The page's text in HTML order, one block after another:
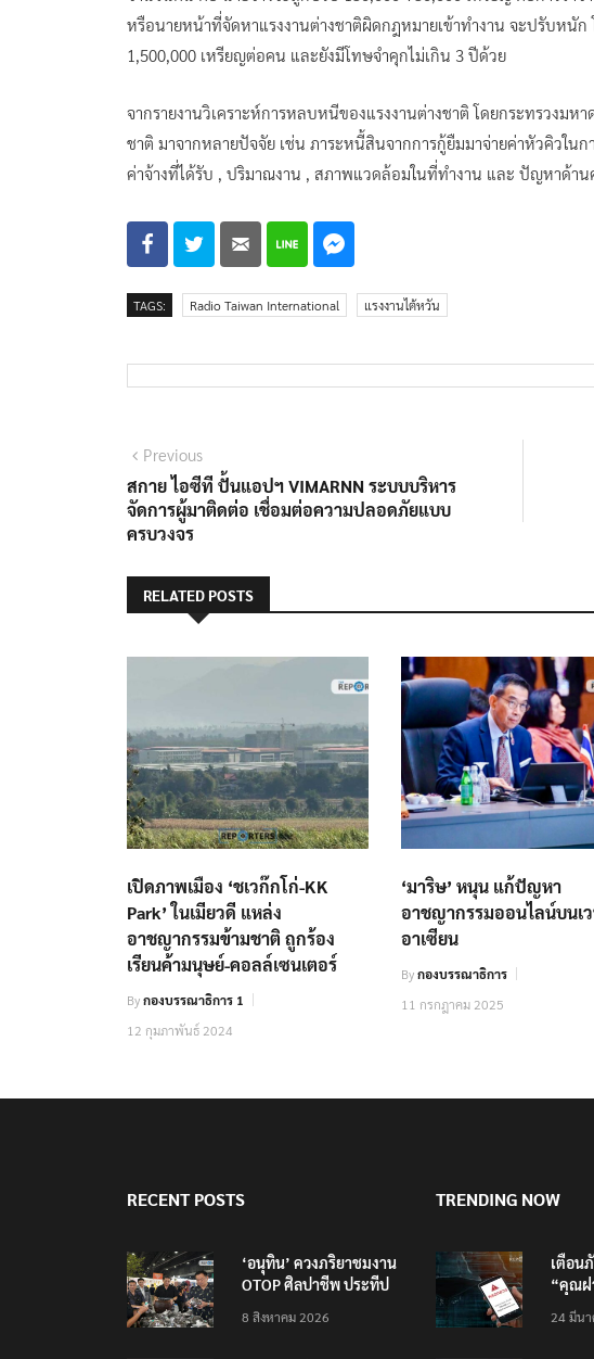
หรือนายหน้าที่จัดหาแรงงานต่างชาติผิดกฎหมายเข้าทำงาน จะปรับหนั
1,500,000 เหรียญต่อคน และยังมีโทษจำคุกไม่เกิน 3 ปีด้วย
จากรายงานวิเคราะห์การหลบหนีของแรงงานต่างชาติ โดยกระทรวงม
ชาติ มาจากหลายปัจจัย เช่น ภาระหนี้สินจากการกู้ยืมมาจ่ายค่าหัวคิวใน
ค่าจ้างที่ได้รับ , ปริมาณงาน , สภาพแวดล้อมในที่ทำงาน และ ปัญหาด้า
TAGS: Radio Taiwan International แรงงานไต้หวัน
แนะแนว
เรื่อง
PreviousPrevious
post:
สกาย ไอซีที ปั้นแอปฯ VIMARNN ระบบบริหาร
จัดการผู้มาติดต่อ เชื่อมต่อความปลอดภัยแบบ
ครบวงจร
RELATED POSTS
เปิดภาพเมือง ‘ชเวก๊กโก่-KK
Park’ ในเมียวดี แหล่ง
อาชญากรรมข้ามชาติ ถูกร้อง
เรียนค้ามนุษย์-คอลล์เซนเตอร์
Byกองบรรณาธิการ 1
12 กุมภาพันธ์ 2024
‘มาริษ’ หนุน แก้ปัญหา
อาชญากรรมออนไลน์บนเ
อาเซียน
Byกองบรรณาธิการ
11 กรกฎาคม 2025
RECENT POSTS
‘อนุทิน’ ควงภริยาชมงาน
OTOP ศิลปาชีพ ประทีป
8 สิงหาคม 2026
TRENDING NOW
เตือน
“คุณฝ
24 มีน